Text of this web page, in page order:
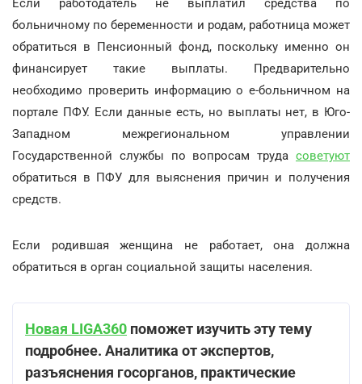
Если работодатель не выплатил средства по
больничному по беременности и родам, работница может
обратиться в Пенсионный фонд, поскольку именно он
финансирует такие выплаты. Предварительно
необходимо проверить информацию о е-больничном на
портале ПФУ. Если данные есть, но выплаты нет, в Юго-
Западном межрегиональном управлении
Государственной службы по вопросам труда советуют
обратиться в ПФУ для выяснения причин и получения
средств.
Если родившая женщина не работает, она должна
обратиться в орган социальной защиты населения.
Новая LIGA360 поможет изучить эту тему
подробнее. Аналитика от экспертов,
разъяснения госорганов, практические